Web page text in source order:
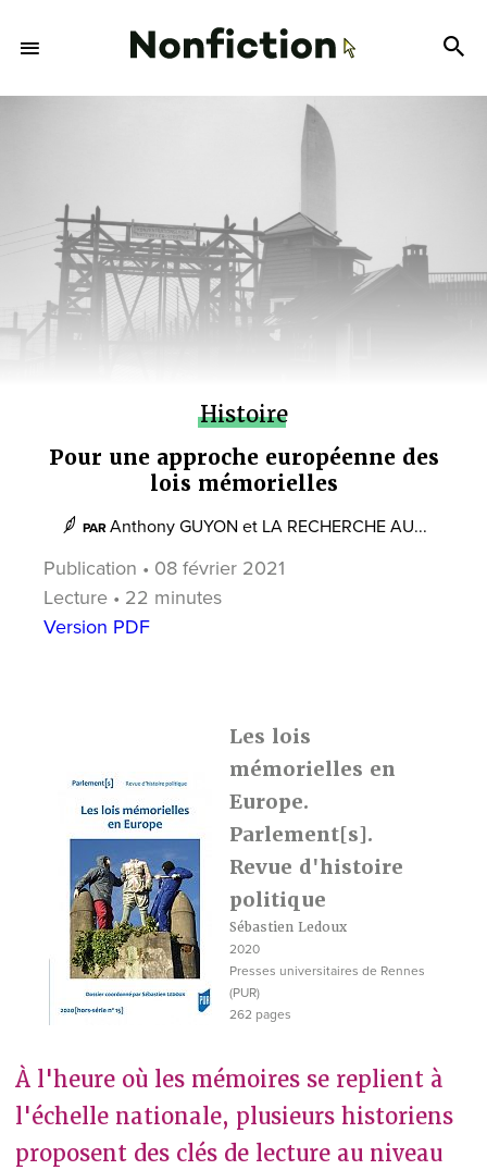
Histoire
Pour une approche européenne des
lois mémorielles
PAR Anthony GUYON et LA RECHERCHE AU...
Publication • 08 février 2021
Lecture • 22 minutes
Version PDF
Les lois
mémorielles en
Europe.
Parlement[s].
Revue d'histoire
politique
Sébastien Ledoux
2020
Presses universitaires de Rennes
(PUR)
262 pages
À l'heure où les mémoires se replient à
l'échelle nationale, plusieurs historiens
proposent des clés de lecture au niveau